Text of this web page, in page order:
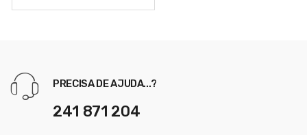
PRECISA DE AJUDA...?
241 871 204